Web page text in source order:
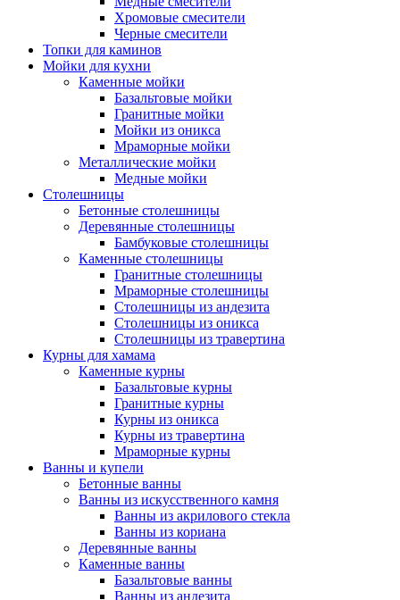
Хромовые смесители
Черные смесители
Топки для каминов
Мойки для кухни
Каменные мойки
Базальтовые мойки
Гранитные мойки
Мойки из оникса
Мраморные мойки
Металлические мойки
Медные мойки
Столешницы
Бетонные столешницы
Деревянные столешницы
Бамбуковые столешницы
Каменные столешницы
Гранитные столешницы
Мраморные столешницы
Столешницы из андезита
Столешницы из оникса
Столешницы из травертина
Курны для хамама
Каменные курны
Базальтовые курны
Гранитные курны
Курны из оникса
Курны из травертина
Мраморные курны
Ванны и купели
Бетонные ванны
Ванны из искусственного камня
Ванны из акрилового стекла
Ванны из кориана
Деревянные ванны
Каменные ванны
Базальтовые ванны
Ванны из андезита